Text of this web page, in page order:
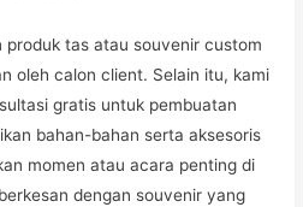
produk tas atau souvenir custom
oleh calon client. Selain itu, kami
gratis untuk pembuatan
bahan-bahan serta aksesoris
momen atau acara penting di
dengan souvenir yang